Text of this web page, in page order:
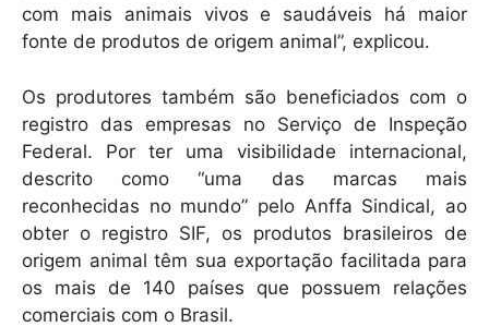
com mais animais vivos e saudáveis há maior
fonte de produtos de origem animal”, explicou.
Os produtores também são beneficiados com o
registro das empresas no Serviço de Inspeção
Federal. Por ter uma visibilidade internacional,
descrito como “uma das marcas mais
reconhecidas no mundo” pelo Anffa Sindical, ao
obter o registro SIF, os produtos brasileiros de
origem animal têm sua exportação facilitada para
os mais de 140 países que possuem relações
comerciais com o Brasil.